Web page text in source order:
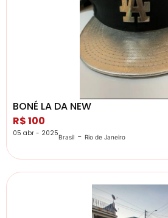
BONÉ LA DA NEW
R$ 100
05 abr - 2025Brasil - Rio de Janeiro